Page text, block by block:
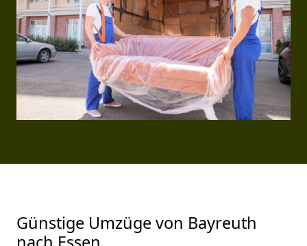
Günstige Umzüge von Bayreuth